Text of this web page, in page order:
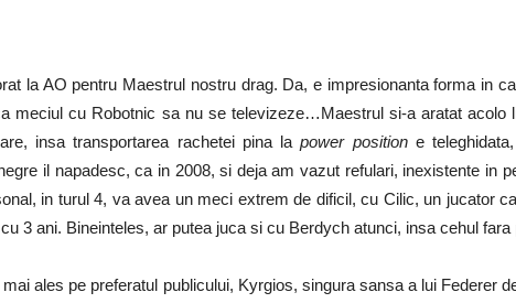
la AO pentru Maestrul nostru drag. Da, e impresionanta forma in
meciul cu Robotnic sa nu se televizeze…Maestrul si-a aratat acolo
insa transportarea rachetei pina lapower positione
il napadesc, ca in 2008, si deja am vazut refulari, inexistente in
in turul 4, va avea un meci extrem de dificil, cu Cilic, un jucator
3 ani. Bineinteles, ar putea juca si cu Berdych atunci, insa cehul fara
ales pe preferatul publicului, Kyrgios, singura sansa a lui Federer